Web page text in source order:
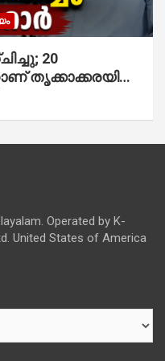
20
തൃക്കാക്കരയില്‍
രണ്ടേ രണ്ടുപേര്‍
Operated by K-
United States of America